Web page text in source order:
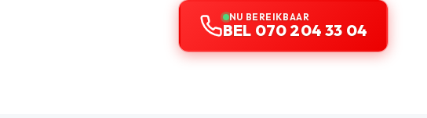
NU BEREIKBAAR
BEL 070 204 33 04